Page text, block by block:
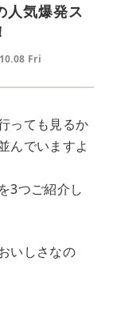
人気爆発ス
Fri
っても見るか
んでいますよ
3つご紹介し
いしさなの